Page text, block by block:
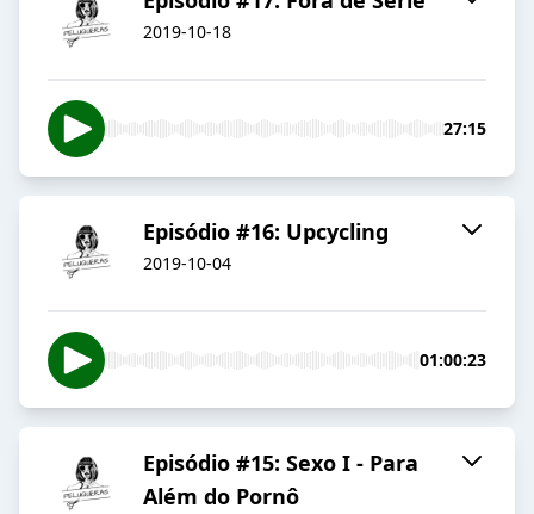
2019-10-18
27:15
Episódio #16: Upcycling
2019-10-04
01:00:23
Episódio #15: Sexo I - Para
Além do Pornô